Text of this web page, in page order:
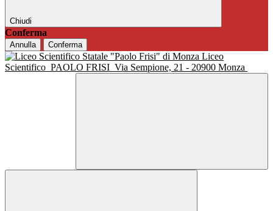
Chiudi
Conferma
Annulla Conferma
Liceo
Scientifico PAOLO FRISI Via Sempione, 21 - 20900 Monza